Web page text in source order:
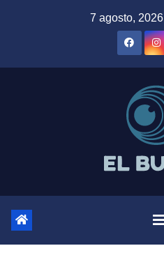
7 agosto, 2026